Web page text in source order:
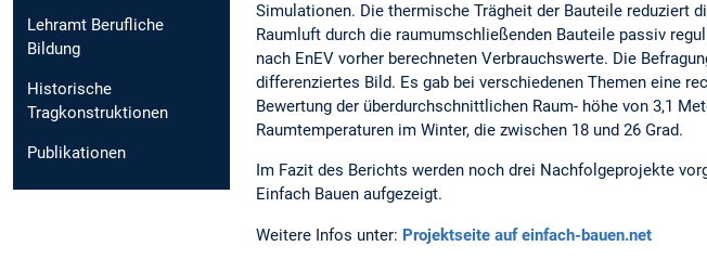
Lehramt Berufliche
Bildung
Historische
Tragkonstruktionen
Publikationen
Simulationen. Die thermische Trägheit der Bauteile reduziert
Raumluft durch die raumumschließenden Bauteile passiv
nach EnEV vorher berechneten Verbrauchswerte. Die
differenziertes Bild. Es gab bei verschiedenen Themen eine
Bewertung der überdurchschnittlichen Raum- höhe von 3,1
Raumtemperaturen im Winter, die zwischen 18 und 26 Grad.
Im Fazit des Berichts werden noch drei Nachfolgeprojekte
Einfach Bauen aufgezeigt.
Weitere Infos unter: Projektseite auf einfach-bauen.net